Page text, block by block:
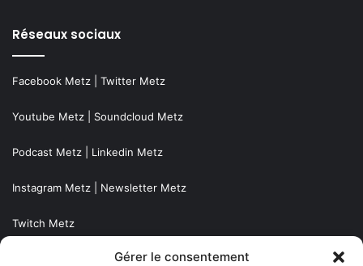
Gérer le consentement
Réseaux sociaux
Facebook Metz Twitter Metz
Youtube Metz Soundcloud Metz
Podcast Metz Linkedin Metz
Instagram Metz Newsletter Metz
Twitch Metz